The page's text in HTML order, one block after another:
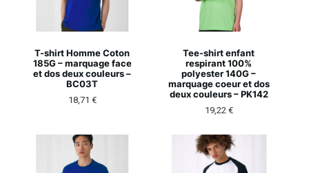
T-shirt Homme Coton
185G – marquage face
et dos deux couleurs –
BC03T
18,71 €
Tee-shirt enfant
respirant 100%
polyester 140G –
marquage coeur et dos
deux couleurs – PK142
19,22 €